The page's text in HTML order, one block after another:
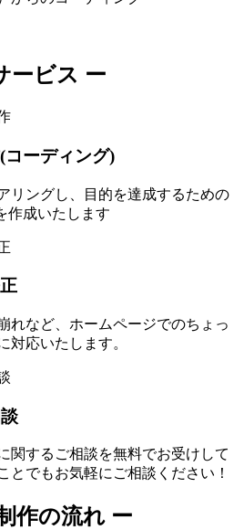
ービス ー
コーディング)
リングし、目的を達成するための
作成いたします
れなど、ホームページでのちょっ
対応いたします。
関するご相談を無料でお受けして
とでもお気軽にご相談ください！
作の流れ ー